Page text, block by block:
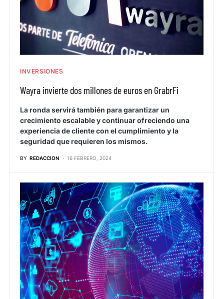
INVERSIONES
Wayra invierte dos millones de euros en GrabrFi
La ronda servirá también para garantizar un
crecimiento escalable y continuar ofreciendo una
experiencia de cliente con el cumplimiento y la
seguridad que requieren los mismos.
BY REDACCION 16 FEBRERO, 2024